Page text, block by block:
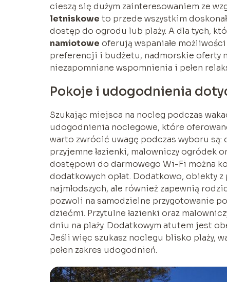
cieszą się dużym zainteresowaniem ze
letniskowe to przede wszystkim
dostęp do ogrodu lub plaży. A dla tych,
namiotowe oferują wspaniałe
preferencji i budżetu, nadmorskie oferty
niezapomniane wspomnienia i pełen
Pokoje i udogodnienia
Szukając miejsca na nocleg podczas
udogodnienia noclegowe, które
warto zwrócić uwagę podczas wyboru są:
przyjemne łazienki, malowniczy ogródek
dostępowi do darmowego Wi-Fi można
dodatkowych opłat. Dodatkowo, obiekty
najmłodszych, ale również zapewnią
pozwoli na samodzielne przygotowanie
dziećmi. Przytulne łazienki oraz
dniu na plaży. Dodatkowym atutem jest
Jeśli więc szukasz noclegu blisko plaży,
pełen zakres udogodnień.